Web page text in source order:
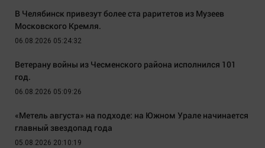
В Челябинск привезут более ста раритетов из Музеев
Московского Кремля.
06.08.2026 05:24:32
Ветерану войны из Чесменского района исполнился 101
год.
06.08.2026 05:09:26
«Метель августа» на подходе: на Южном Урале начинается
главный звездопад года
05.08.2026 20:10:19